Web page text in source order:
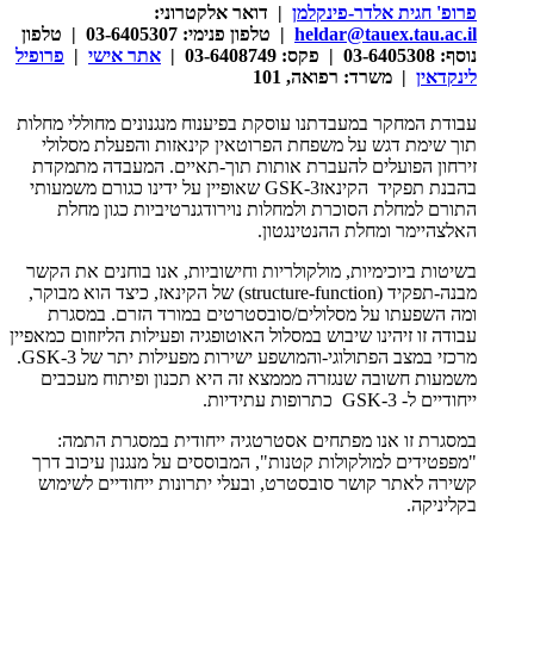
פרופ' חגית אלדר-פינקלמן | דואר אלקטרוני:
heldar@tauex.tau.ac.il
| טלפון פנימי: 03-6405307 | טלפון
נוסף: 03-6405308 | פקס: 03-6408749 |
אתר אישי | פרופיל
לינקדאין | משרד: רפואה, 101
עבודת המחקר במעבדתנו עוסקת בפיענוח מנגנונים מחוללי מחלות
תוך שימת דגש על משפחת הפרוטאין קינאזות והפעלת מסלולי
זירחון הפועלים להעברת אותות תוך-תאיים. המעבדה מתמקדת
בהבנת תפקיד הקינאזGSK-3 שאופיין על ידינו כגורם משמעותי
התורם למחלת הסוכרת ולמחלות נוירודגנרטיביות כגון מחלת
האלצהיימר ומחלת ההנטינגטון.
בשיטות ביוכימיות, מולקולריות וחישוביות, אנו בוחנים את הקשר
מבנה-תפקיד (structure-function) של הקינאז, כיצד הוא מבוקר,
ומה השפעתו על מסלולים/סובסטרטים במורד הזרם. במסגרת
עבודה זו זיהינו שיבוש במסלול האוטופגיה ופעילות הליזוזום כמאפיין
מרכזי במצב הפתולוגי-והמושפע ישירות מפעילות יתר של GSK-3.
משמעות חשובה שנגזרה מממצא זה היא תכנון ופיתוח מעכבים
ייחודיים ל- GSK-3 כתרופות עתידיות.
במסגרת זו אנו מפתחים אסטרטגיה ייחודית במסגרת התמה:
"מפפטידים למולקולות קטנות", המבוססים על מנגנון עיכוב דרך
קשירה לאתר קושר סובסטרט, ובעלי יתרונות ייחודיים לשימוש
בקליניקה.